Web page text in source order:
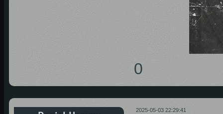
0
2025-05-03 22:29:41